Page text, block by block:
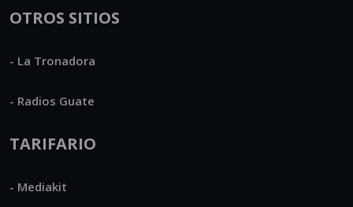
OTROS SITIOS
- La Tronadora
- Radios Guate
TARIFARIO
- Mediakit